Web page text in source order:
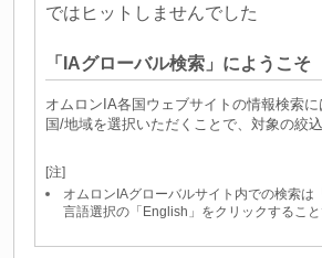
ではヒットしませんでした
「IAグローバル検索」にようこそ
オムロンIA各国ウェブサイトの情報検索
国/地域を選択いただくことで、対象の絞
[注]
オムロンIAグローバルサイト内での検索
言語選択の「English」をクリックするこ